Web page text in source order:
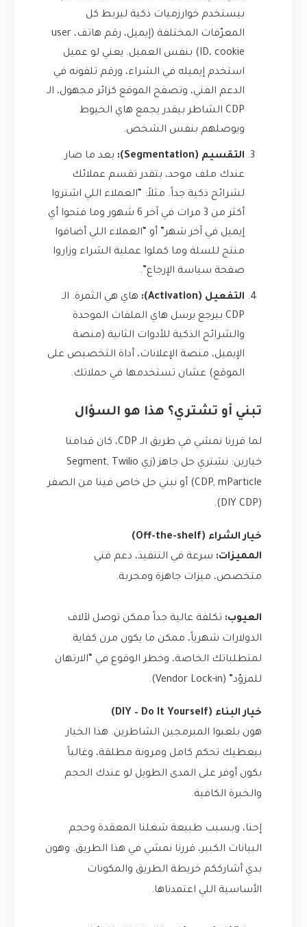
بيستخدم خوارزميات ذكية ليربط كل
المعرّفات المختلفة (إيميل، رقم هاتف، user
ID، cookie) بنفس العميل. يعني لو عميل
استخدم إيميله في الشراء، ورقم تلفونه في
الدعم الفني، وتصفح الموقع كزائر مجهول، الـ
CDP الشاطر بيقدر يجمع هاي الخيوط
ويوصلهم بنفس الشخص.
التقسيم (Segmentation):
بعد ما صار
عندك ملف موحد، بتقدر تقسم عملائك
لشرائح ذكية جداً. مثلاً: “العملاء اللي اشتروا
أكثر من 3 مرات في آخر 6 شهور وما فتحوا أي
إيميل في آخر شهر” أو “العملاء اللي أضافوا
منتج للسلة وما كملوا عملية الشراء وزاروا
صفحة سياسة الإرجاع”.
التفعيل (Activation):
هاي هي الثمرة. الـ
CDP بيرجع يرسل هاي الملفات الموحدة
والشرائح الذكية للأدوات الثانية (منصة
الإيميل، منصة الإعلانات، أداة التخصيص على
الموقع) عشان تستخدمها في حملاتك.
تبني أو تشتري؟ هذا هو السؤال
لما قررنا نمشي في طريق الـ CDP، كان قدامنا
خيارين: نشتري حل جاهز (زي Segment, Twilio
CDP, mParticle) أو نبني حل خاص فينا من الصفر
(DIY CDP).
خيار الشراء (Off-the-shelf)
المميزات: سرعة في التنفيذ، دعم فني
متخصص، ميزات جاهزة ومجربة.
العيوب: تكلفة عالية جداً ممكن توصل لآلاف
الدولارات شهرياً، ممكن ما يكون مرن كفاية
لمتطلباتك الخاصة، وخطر الوقوع في “الارتهان
للمزوّد” (Vendor Lock-in).
خيار البناء (DIY – Do It Yourself)
هون بلعبوا المبرمجين الشاطرين. هذا الخيار
بيعطيك تحكم كامل ومرونة مطلقة، وغالباً
بكون أوفر على المدى الطويل لو عندك الحجم
والخبرة الكافية.
إحنا، وبسبب طبيعة شغلنا المعقدة وحجم
البيانات الكبير، قررنا نمشي في هذا الطريق. وهون
بدي أشارككم خريطة الطريق والمكونات
الأساسية اللي اعتمدناها.